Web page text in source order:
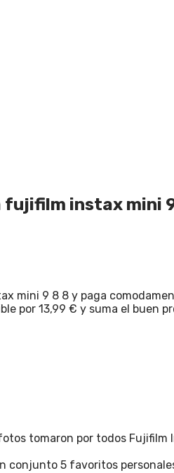
fujifilm instax mini
mini 9 8 8 y paga
por 13,99 € y suma el buen
tomaron por todos
5 favoritos